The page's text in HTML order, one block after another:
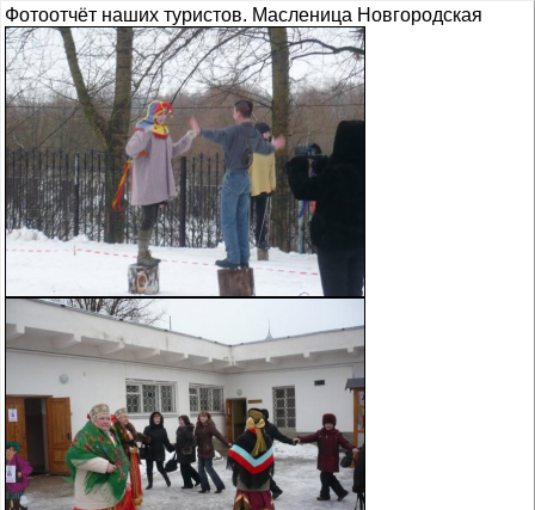
Фотоотчёт наших туристов. Масленица Новгородская